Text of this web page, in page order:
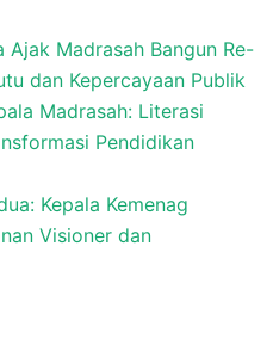
Ajak Madrasah Bangun Re-
dan Kepercayaan Publik
Madrasah: Literasi
Pendidikan
Kepala Kemenag
Visioner dan